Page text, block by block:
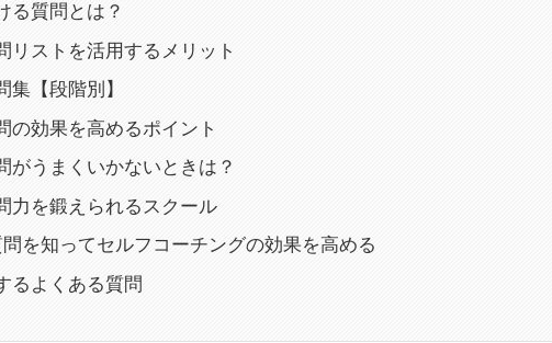
る質問とは？
リストを活用するメリット
集【段階別】
の効果を高めるポイント
がうまくいかないときは？
力を鍛えられるスクール
を知ってセルフコーチングの効果を高める
るよくある質問